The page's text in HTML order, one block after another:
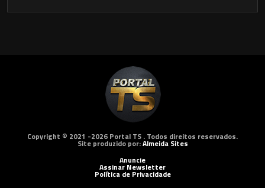
Copyright © 2021 -2026 Portal TS . Todos direitos reservados.
Site produzido por:Almeida Sites
Anuncie
Assinar Newsletter
Política de Privacidade